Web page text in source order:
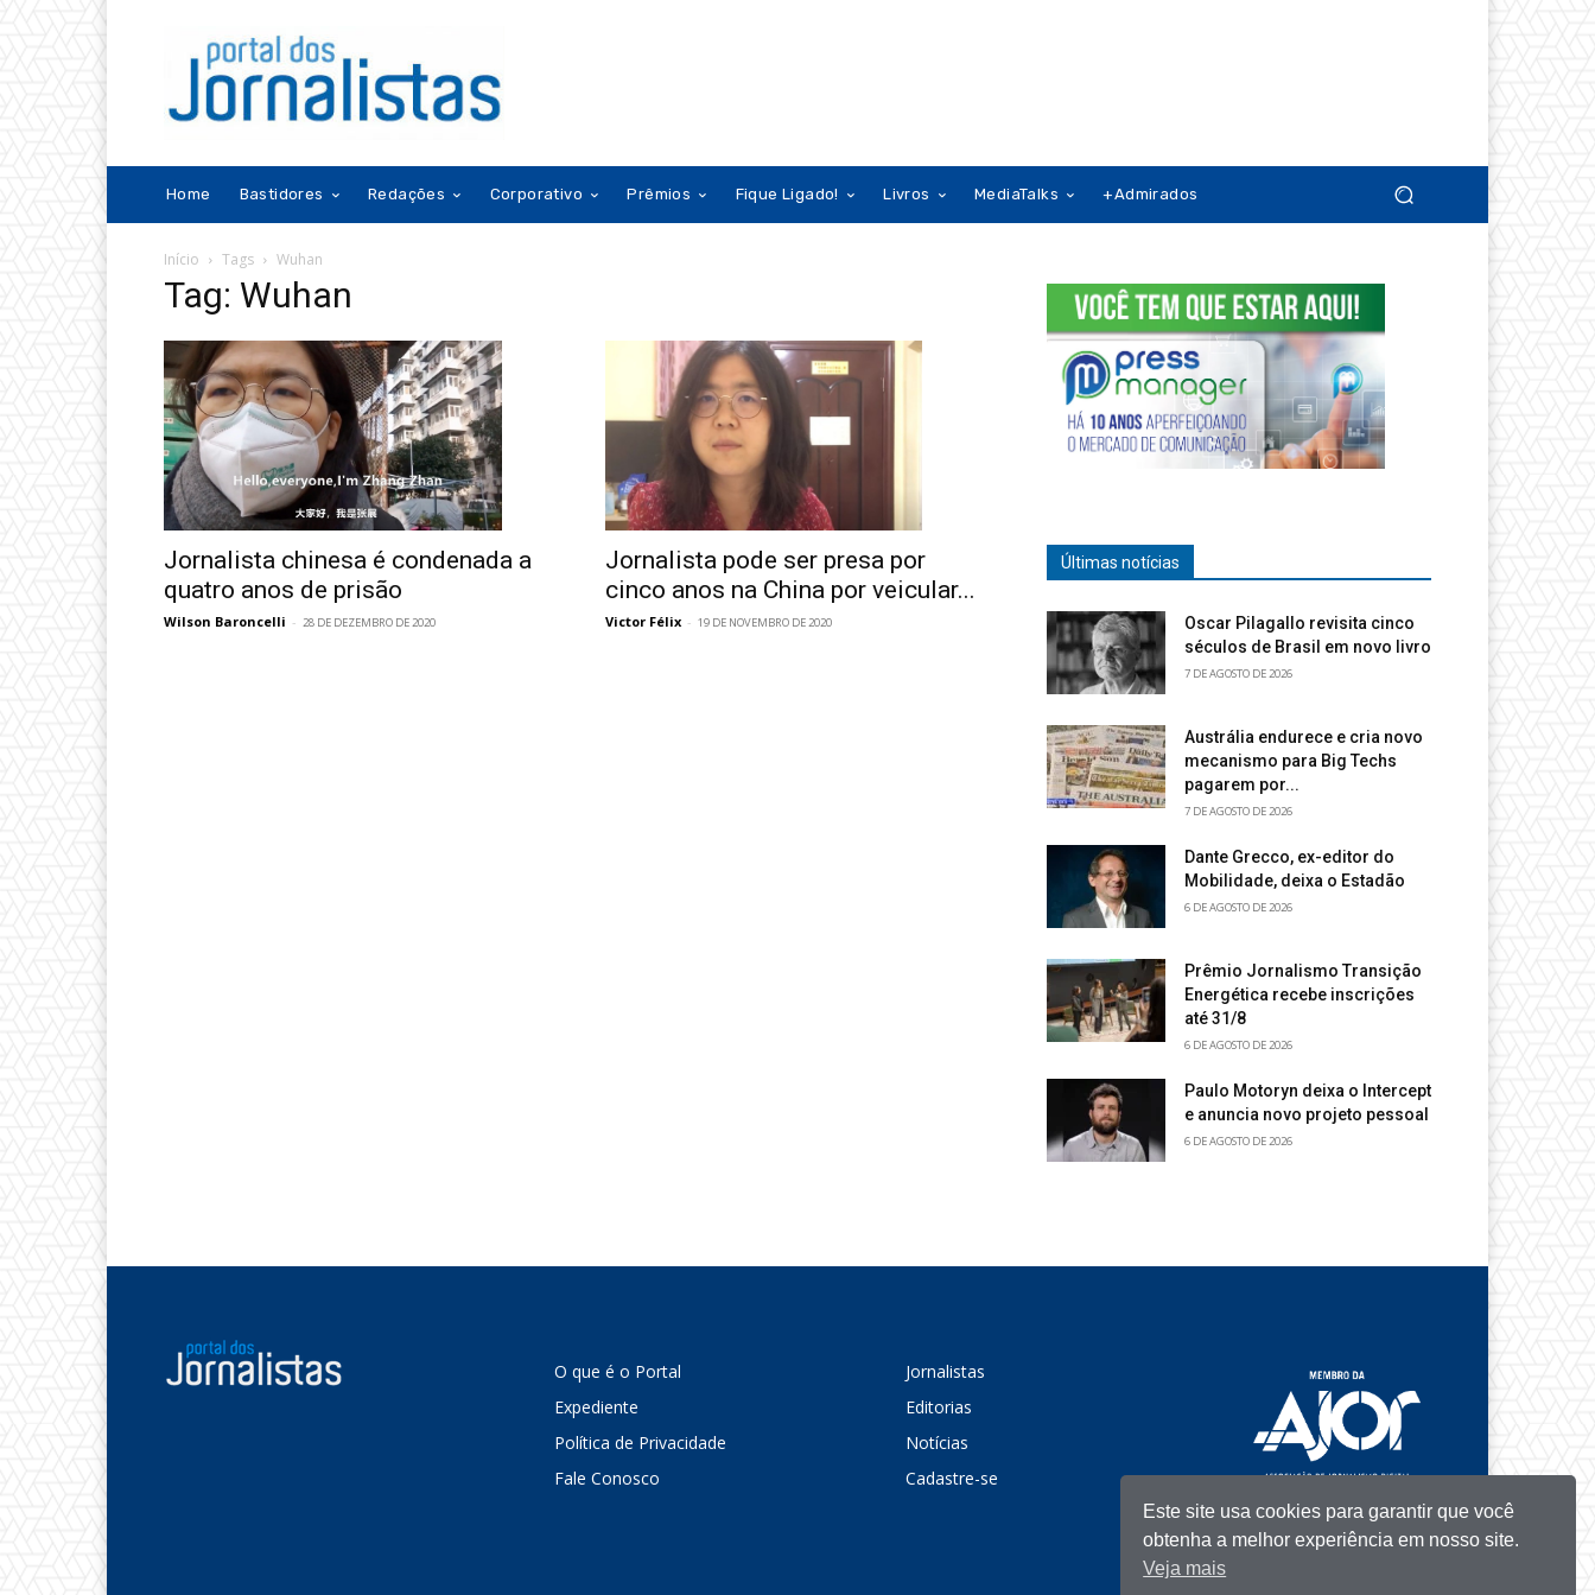
Home Bastidores Redações Corporativo Prêmios Fique Ligado! Livros MediaTalks +Admirados
Início Tags Wuhan
Tag: Wuhan
Jornalista chinesa é condenada a
quatro anos de prisão
Wilson Baroncelli - 28 DE DEZEMBRO DE 2020
Jornalista pode ser presa por
cinco anos na China por veicular...
Victor Félix - 19 DE NOVEMBRO DE 2020
Últimas notícias
Oscar Pilagallo revisita cinco
séculos de Brasil em novo livro
7 DE AGOSTO DE 2026
Austrália endurece e cria novo
mecanismo para Big Techs
pagarem por...
7 DE AGOSTO DE 2026
Dante Grecco, ex-editor do
Mobilidade, deixa o Estadão
6 DE AGOSTO DE 2026
Prêmio Jornalismo Transição
Energética recebe inscrições
até 31/8
6 DE AGOSTO DE 2026
Paulo Motoryn deixa o Intercept
e anuncia novo projeto pessoal
6 DE AGOSTO DE 2026
O que é o Portal
Expediente
Política de Privacidade
Fale Conosco
Jornalistas
Editorias
Notícias
Cadastre-se
Este site usa cookies para garantir que você
obtenha a melhor experiência em nosso site.
Veja mais